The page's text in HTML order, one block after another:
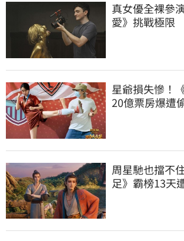
真女優全裸參
愛》挑戰極限
星爺損失慘！
20億票房爆
周星馳也擋不
足》霸榜13